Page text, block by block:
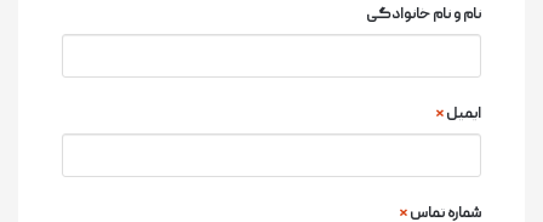
نام و نام خانوادگی
ایمیل*
شماره تماس*